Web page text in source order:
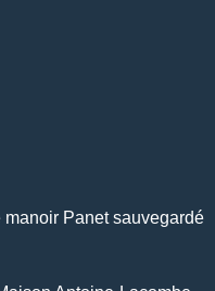
Panet sauvegardé